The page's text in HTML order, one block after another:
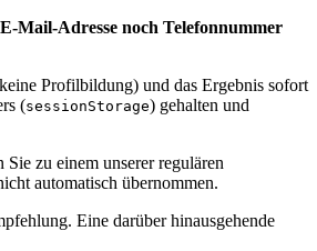
Mail-Adresse noch Telefonnummer
Profilbildung) und das Ergebnis sofort
(sessionStorage) gehalten und
zu einem unserer regulären
automatisch übernommen.
Eine darüber hinausgehende